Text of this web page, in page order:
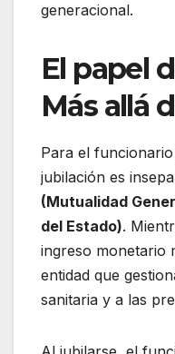
generacional.
El papel
Más allá
Para el
jubilación es
(Mutualidad
del Estado).
ingreso monetario
entidad que
sanitaria y a las